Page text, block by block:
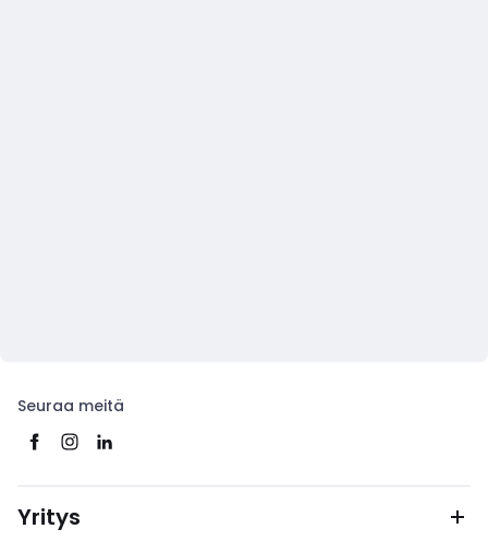
Seuraa meitä
Yritys